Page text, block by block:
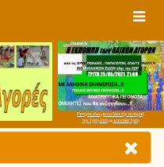
Πατήστε εδώ για να δείτε την εκπομπή
την Τρίτη 9:00 μμ και κάθε Τρίτη